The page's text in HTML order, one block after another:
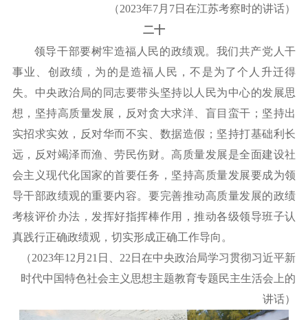
（2023年7月7日在江苏考察时的讲话）
二十
领导干部要树牢造福人民的政绩观。我们共产党人干
事业、创政绩，为的是造福人民，不是为了个人升迁得
失。中央政治局的同志要带头坚持以人民为中心的发展思
想，坚持高质量发展，反对贪大求洋、盲目蛮干；坚持出
实招求实效，反对华而不实、数据造假；坚持打基础利长
远，反对竭泽而渔、劳民伤财。高质量发展是全面建设社
会主义现代化国家的首要任务，坚持高质量发展要成为领
导干部政绩观的重要内容。要完善推动高质量发展的政绩
考核评价办法，发挥好指挥棒作用，推动各级领导班子认
真践行正确政绩观，切实形成正确工作导向。
（2023年12月21日、22日在中央政治局学习贯彻习近平新
时代中国特色社会主义思想主题教育专题民主生活会上的
讲话）